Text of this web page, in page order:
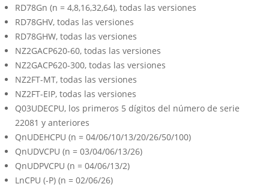
RD78Gn (n = 4,8,16,32,64), todas las versiones
RD78GHV, todas las versiones
RD78GHW, todas las versiones
NZ2GACP620-60, todas las versiones
NZ2GACP620-300, todas las versiones
NZ2FT-MT, todas las versiones
NZ2FT-EIP, todas las versiones
Q03UDECPU, los primeros 5 dígitos del número de serie
22081 y anteriores
QnUDEHCPU (n = 04/06/10/13/20/26/50/100)
QnUDVCPU (n = 03/04/06/13/26)
QnUDPVCPU (n = 04/06/13/2)
LnCPU (-P) (n = 02/06/26)